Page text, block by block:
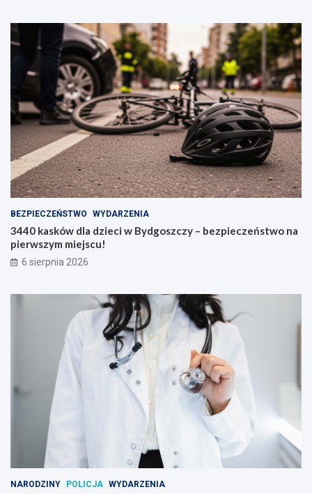
BEZPIECZEŃSTWO WYDARZENIA
3440 kasków dla dzieci w Bydgoszczy – bezpieczeństwo na
pierwszym miejscu!
6 sierpnia 2026
NARODZINY POLICJA WYDARZENIA